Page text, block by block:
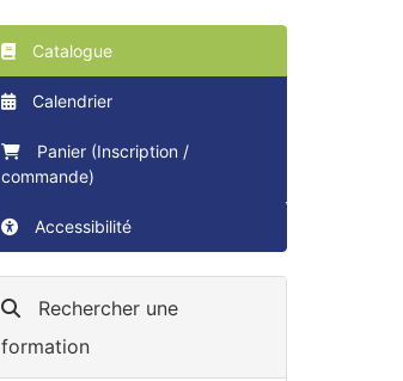
Catalogue
Calendrier
Panier (Inscription /
commande)
Accessibilité
Rechercher une
formation